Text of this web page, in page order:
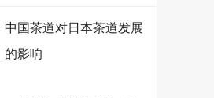
中国茶道对日本茶道发展
的影响